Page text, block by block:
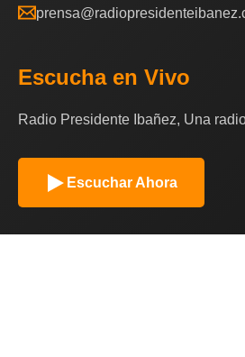
Escucha en Vivo
Radio Presidente Ibañez, Una
Escuchar Ahora